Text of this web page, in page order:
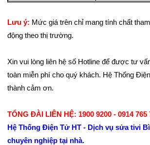
Lưu ý: Mức giá trên chỉ mang tính chất
động theo thị trường.
Xin vui lòng liên hệ số Hotline để được tư
toàn miễn phí cho quý khách. Hệ Thống
thành cảm ơn.
TỔNG ĐÀI LIÊN HỆ: 1900 9200 - 0914 765
Hệ Thống Điện Tử HT - Dịch vụ sửa tivi
chuyên nghiệp tại nhà.